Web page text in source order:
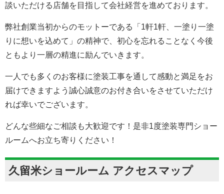
談いただける店舗を目指して会社経営を進めております。
弊社創業当初からのモットーである「1軒1軒、一塗り一塗
りに想いを込めて」の精神で、初心を忘れることなく今後
ともより一層の精進に励んでいきます。
一人でも多くのお客様に塗装工事を通して感動と満足をお
届けできますよう誠心誠意のお付き合いをさせていただけ
れば幸いでございます。
どんな些細なご相談も大歓迎です！是非1度塗装専門ショー
ルームへお立ち寄りください！
久留米ショールーム アクセスマップ